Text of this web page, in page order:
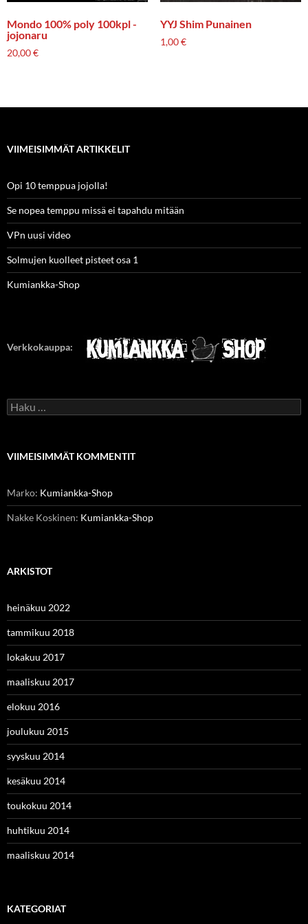
Mondo 100% poly 100kpl -
jojonaru
20,00€
YYJ Shim Punainen
1,00€
VIIMEISIMMÄT ARTIKKELIT
Opi 10 temppua jojolla!
Se nopea temppu missä ei tapahdu mitään
VPn uusi video
Solmujen kuolleet pisteet osa 1
Kumiankka-Shop
Verkkokauppa:
Haku:
VIIMEISIMMÄT KOMMENTIT
Marko: Kumiankka-Shop
Nakke Koskinen: Kumiankka-Shop
ARKISTOT
heinäkuu 2022
tammikuu 2018
lokakuu 2017
maaliskuu 2017
elokuu 2016
joulukuu 2015
syyskuu 2014
kesäkuu 2014
toukokuu 2014
huhtikuu 2014
maaliskuu 2014
KATEGORIAT